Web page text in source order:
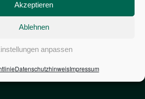
Akzeptieren
Ablehnen
anpassen
DatenschutzhinweisImpressum
PRO SEKUNDE